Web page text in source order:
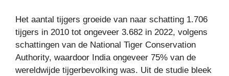
Het aantal tijgers groeide van naar schatting 1.706
tijgers in 2010 tot ongeveer 3.682 in 2022, volgens
schattingen van de National Tiger Conservation
Authority, waardoor India ongeveer 75% van de
wereldwijde tijgerbevolking was. Uit de studie bleek